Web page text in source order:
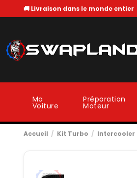
🚚 Livraison dans le monde entier
Ma
Voiture
Préparation
Moteur
Accueil Kit Turbo Intercooler